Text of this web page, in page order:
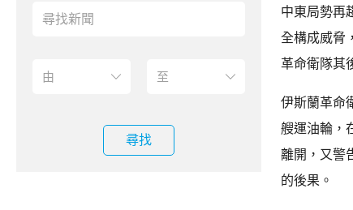
尋找
中東局勢再
全構成威脅
革命衛隊其
伊斯蘭革命
艘運油輪，
離開，又警
的後果。